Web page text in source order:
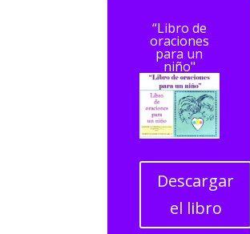
“Libro de
oraciones
para un
niño"
Descargar
el libro